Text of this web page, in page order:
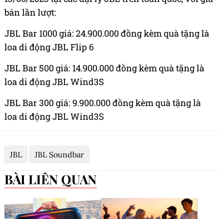
bán lần lượt:
JBL Bar 1000 giá: 24.900.000 đồng kèm quà tặng là
loa di động JBL Flip 6
JBL Bar 500 giá: 14.900.000 đồng kèm quà tặng là
loa di động JBL Wind3S
JBL Bar 300 giá: 9.900.000 đồng kèm quà tặng là
loa di động JBL Wind3S
JBL JBL Soundbar
BÀI LIÊN QUAN